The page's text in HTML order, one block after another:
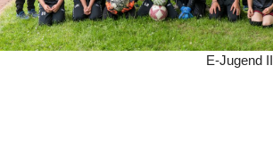
E-Jugend II